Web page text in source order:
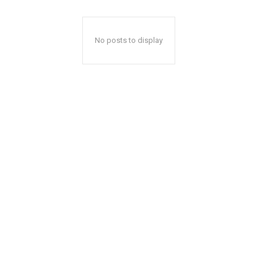
No posts to display